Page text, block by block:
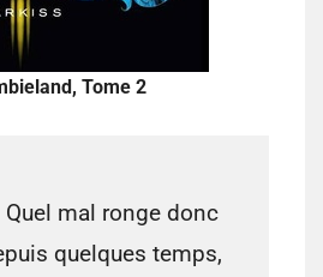
Tome 2
Quel mal ronge donc
quelques temps,